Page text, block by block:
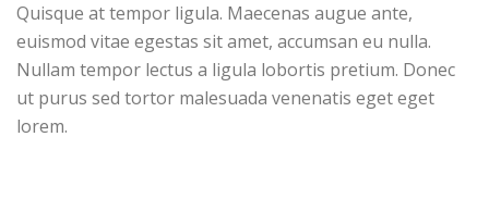
Quisque at tempor ligula. Maecenas augue ante,
euismod vitae egestas sit amet, accumsan eu nulla.
Nullam tempor lectus a ligula lobortis pretium. Donec
ut purus sed tortor malesuada venenatis eget eget
lorem.